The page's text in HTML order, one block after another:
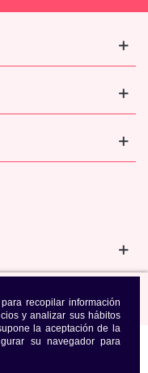
recopilar información
y analizar sus hábitos
la aceptación de la
su navegador para